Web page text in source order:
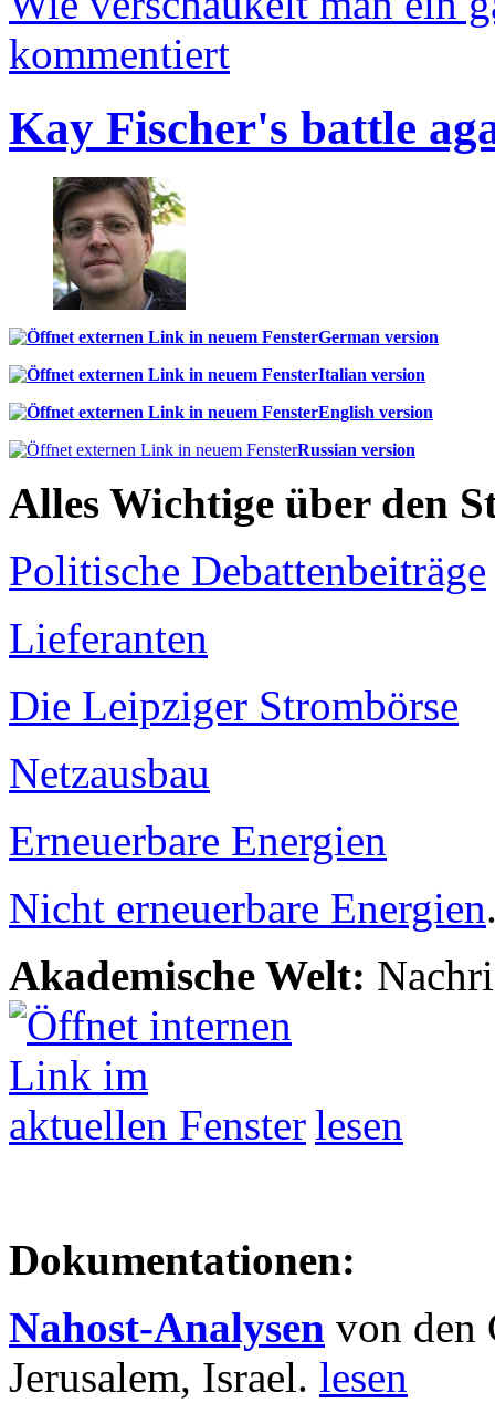
kommentiert
Kay Fischer's battle
German version
Italian version
English version
Russian version
Alles Wichtige über den
Politische Debattenbeiträge
Lieferanten
Die Leipziger Strombörse
Netzausbau
Erneuerbare Energien
Nicht erneuerbare Energien
Akademische Welt:
lesen
Dokumentationen:
Nahost-Analysen von den
Jerusalem, Israel. lesen